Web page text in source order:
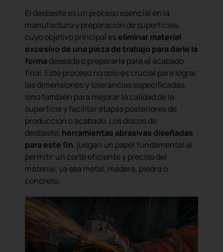
El desbaste es un proceso esencial en la
manufactura y preparación de superficies,
cuyo objetivo principal eseliminar material
excesivo de una pieza de trabajo para darle la
forma deseada o prepararla para el acabado
final. Este proceso no solo es crucial para lograr
las dimensiones y tolerancias especificadas,
sino también para mejorar la calidad de la
superficie y facilitar etapas posteriores de
producción o acabado. Los discos de
desbaste, herramientas abrasivas diseñadas
para este fin, juegan un papel fundamental al
permitir un corte eficiente y preciso del
material, ya sea metal, madera, piedra o
concreto.